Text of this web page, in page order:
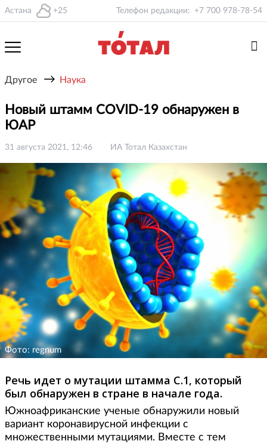
Астана +25 Телефон редакции: +7 700 978-78-54
Другое → Наука
Новый штамм COVID-19 обнаружен в
ЮАР
31 августа 2021, 12:46 ИА Тотал Казахстан
Фото: regnum
Речь идет о мутации штамма C.1, который
был обнаружен в стране в начале года.
Южноафриканские ученые обнаружили новый
вариант коронавирусной инфекции с
множественными мутациями. Вместе с тем